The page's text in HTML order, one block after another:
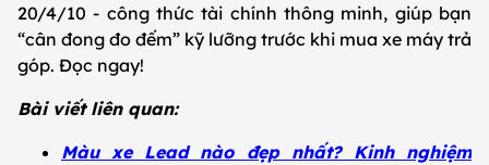
20/4/10 - công thức tài chính thông minh, giúp bạn
“cân đong đo đếm” kỹ lưỡng trước khi mua xe máy trả
góp. Đọc ngay!
Bài viết liên quan:
Màu xe Lead nào đẹp nhất? Kinh nghiệm